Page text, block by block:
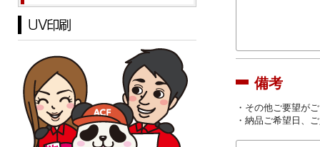
備考
・その他ご要望が
・納品ご希望日、